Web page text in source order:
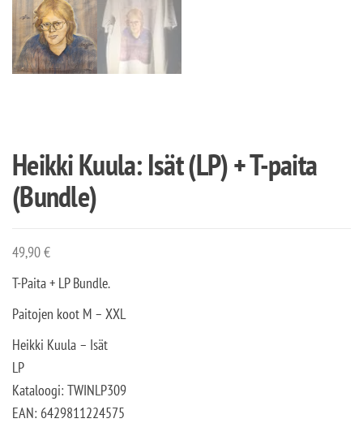
Heikki Kuula: Isät (LP) + T-paita
(Bundle)
49,90€
T-Paita + LP Bundle.
Paitojen koot M – XXL
Heikki Kuula – Isät
LP
Kataloogi: TWINLP309
EAN: 6429811224575